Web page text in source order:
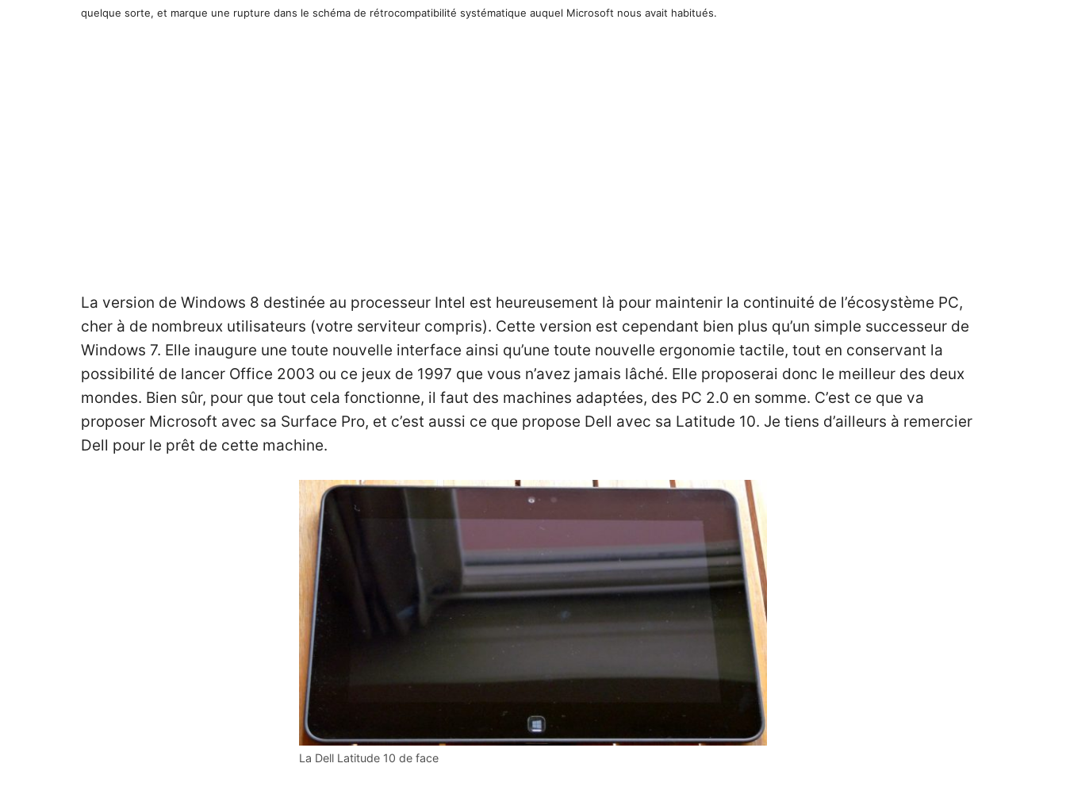
quelque sorte, et marque une rupture dans le schéma de rétrocompatibilité systématique auquel Microsoft nous avait habitués.
La version de Windows 8 destinée au processeur Intel est heureusement là pour maintenir la continuité de l’écosystème PC,
cher à de nombreux utilisateurs (votre serviteur compris). Cette version est cependant bien plus qu’un simple successeur de
Windows 7. Elle inaugure une toute nouvelle interface ainsi qu’une toute nouvelle ergonomie tactile, tout en conservant la
possibilité de lancer Office 2003 ou ce jeux de 1997 que vous n’avez jamais lâché. Elle proposerai donc le meilleur des deux
mondes. Bien sûr, pour que tout cela fonctionne, il faut des machines adaptées, des PC 2.0 en somme. C’est ce que va
proposer Microsoft avec sa Surface Pro, et c’est aussi ce que propose Dell avec sa Latitude 10. Je tiens d’ailleurs à remercier
Dell pour le prêt de cette machine.
La Dell Latitude 10 de face